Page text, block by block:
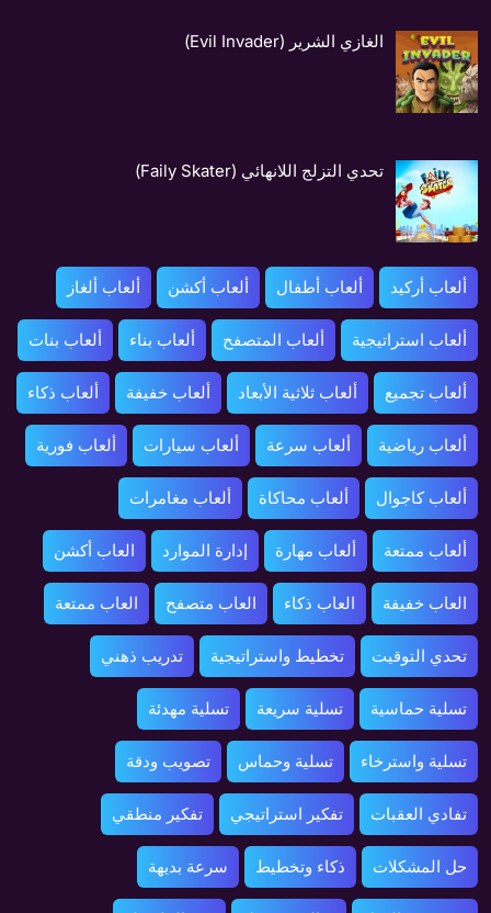
الغازي الشرير (Evil Invader)
تحدي التزلج اللانهائي (Faily Skater)
ألعاب أركيد ألعاب أطفال ألعاب أكشن ألعاب ألغاز
ألعاب استراتيجية ألعاب المتصفح ألعاب بناء ألعاب بنات
ألعاب تجميع ألعاب ثلاثية الأبعاد ألعاب خفيفة ألعاب ذكاء
ألعاب رياضية ألعاب سرعة ألعاب سيارات ألعاب فورية
ألعاب كاجوال ألعاب محاكاة ألعاب مغامرات
ألعاب ممتعة ألعاب مهارة إدارة الموارد العاب أكشن
العاب خفيفة العاب ذكاء العاب متصفح العاب ممتعة
تحدي التوقيت تخطيط واستراتيجية تدريب ذهني
تسلية حماسية تسلية سريعة تسلية مهدئة
تسلية واسترخاء تسلية وحماس تصويب ودقة
تفادي العقبات تفكير استراتيجي تفكير منطقي
حل المشكلات ذكاء وتخطيط سرعة بديهة